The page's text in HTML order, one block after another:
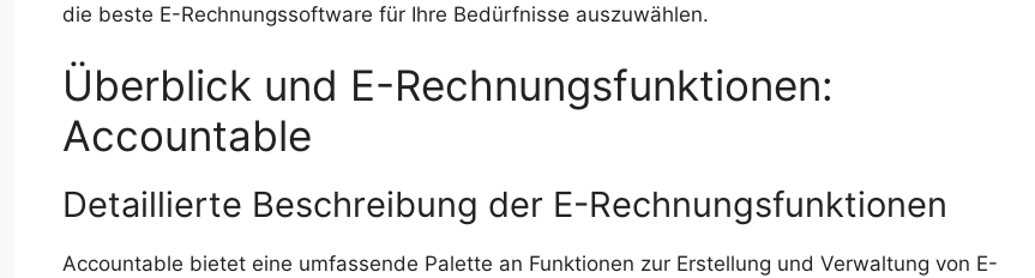
die beste E-Rechnungssoftware für Ihre Bedürfnisse auszuwählen.
Überblick und E-Rechnungsfunktionen:
Accountable
Detaillierte Beschreibung der E-Rechnungsfunktionen
Accountable bietet eine umfassende Palette an Funktionen zur Erstellung und Verwaltung von E-